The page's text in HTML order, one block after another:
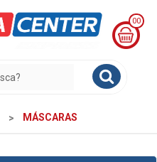
00
CESTA
R$
0,00
MÁSCARAS